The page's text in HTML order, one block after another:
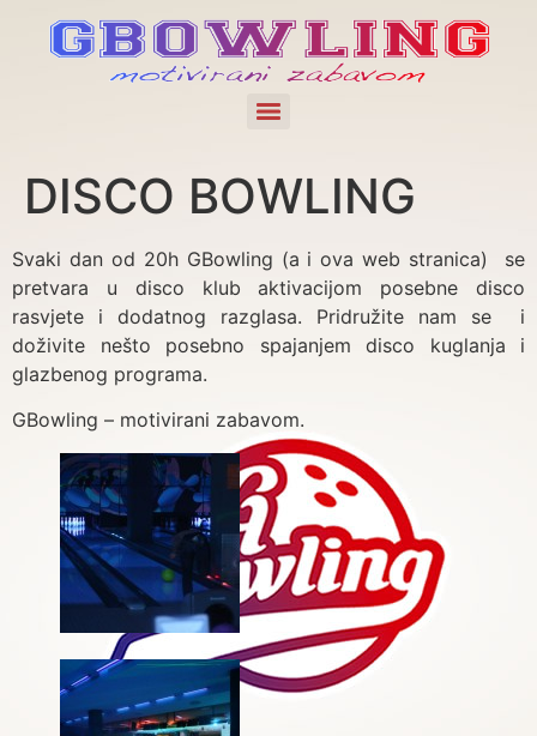
DISCO BOWLING
Svaki dan od 20h GBowling (a i ova web stranica) se
pretvara u disco klub aktivacijom posebne disco
rasvjete i dodatnog razglasa. Pridružite nam se i
doživite nešto posebno spajanjem disco kuglanja i
glazbenog programa.
GBowling – motivirani zabavom.